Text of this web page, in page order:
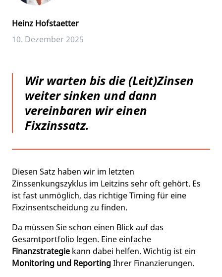
Heinz Hofstaetter
10. Dezember 2025
Wir warten bis die (Leit)Zinsen
weiter sinken und dann
vereinbaren wir einen
Fixzinssatz.
Diesen Satz haben wir im letzten
Zinssenkungszyklus im Leitzins sehr oft gehört. Es
ist fast unmöglich, das richtige Timing für eine
Fixzinsentscheidung zu finden.
Da müssen Sie schon einen Blick auf das
Gesamtportfolio legen. Eine einfache
Finanzstrategie kann dabei helfen. Wichtig ist ein
Monitoring und ReportingIhrer Finanzierungen.